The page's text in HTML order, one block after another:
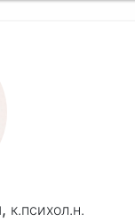
к.психол.н.